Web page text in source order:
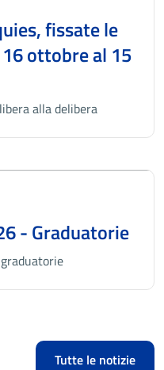
fissate le
ottobre al 15
alla delibera
- Graduatorie
Tutte le notizie